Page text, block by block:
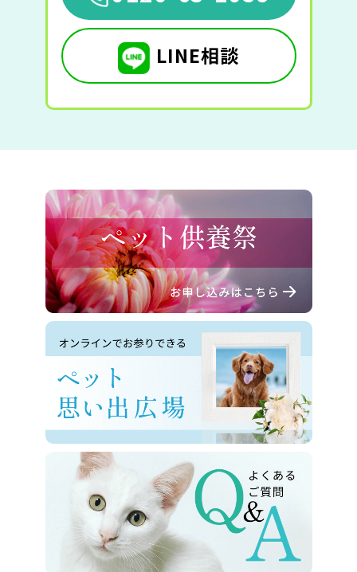
LINE相談